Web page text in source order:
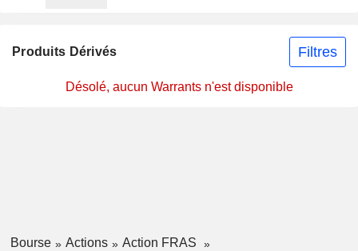
Produits Dérivés Filtres
Désolé, aucun Warrants n'est disponible
Bourse Actions
Action FRAS